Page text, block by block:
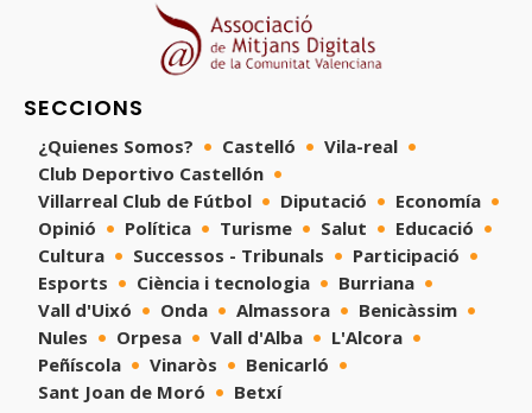
SECCIONS
¿Quienes Somos? Castelló
Vila-real
Club Deportivo Castellón
Villarreal Club de Fútbol
Diputació
Economía
Opinió
Política Turisme Salut
Educació
Cultura
Successos - Tribunals
Participació
Esports
Ciència i tecnologia
Burriana
Vall d'Uixó
Onda Almassora
Benicàssim
Nules
Orpesa Vall d'Alba
L'Alcora
Peñíscola
Vinaròs
Benicarló
Sant Joan de Moró
Betxí